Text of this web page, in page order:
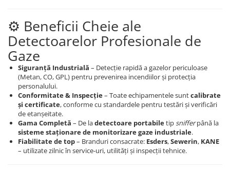
⚙️ Beneficii Cheie ale
Detectoarelor Profesionale de
Gaze
Siguranță Industrială – Detecție rapidă a gazelor periculoase
(Metan, CO, GPL) pentru prevenirea incendiilor și protecția
personalului.
Conformitate & Inspecție– Toate echipamentele suntcalibrate
și certificate, conforme cu standardele pentru testări și verificări
de etanșeitate.
Gama Completă – De ladetectoare portabiletipsnifferpână la
sisteme staționare de monitorizare gaze industriale.
Fiabilitate de top– Branduri consacrate: Esders,Sewerin, KANE
– utilizate zilnic în service-uri, utilități și inspecții tehnice.